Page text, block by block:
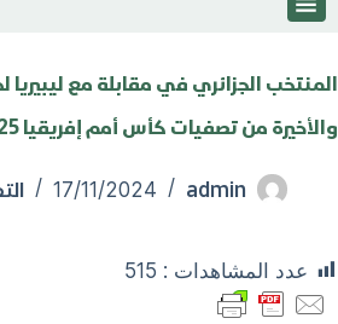
المنتخب الجزائري في مقابلة مع
والأخيرة من تصفيات كأس أمم إفريقيا 2025
admin
17/11/2024
عدد المشاهدات : 515